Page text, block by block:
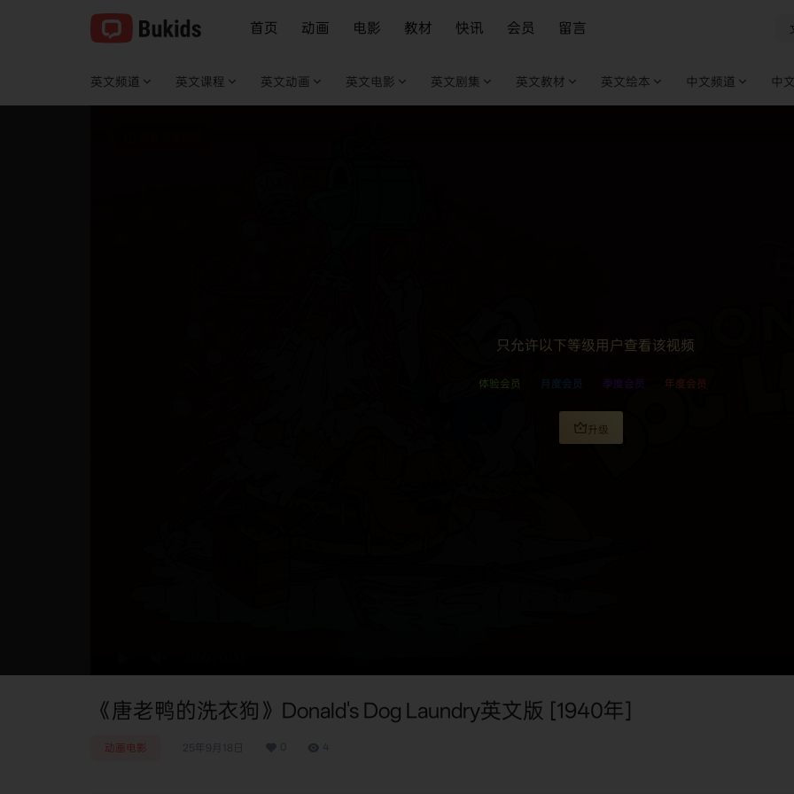
首页 动画 电影 教材 快讯 会员 留言
英文频道 英文课程 英文动画 英文电影 英文剧集 英文教材 英文绘本 中文频道 中
只允许以下等级用户查看该视频
体验会员 月度会员 季度会员 年度会员
升级
《唐老鸭的洗衣狗》Donald's Dog Laundry英文版 [1940年]
动画电影 25年9月18日 4